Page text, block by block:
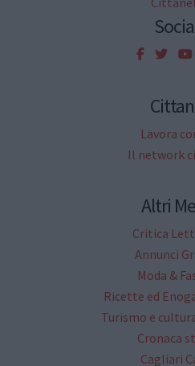
Lavora
Il network
Altri
Critica
Annunci
Moda &
Ricette ed
Turismo e
Cronaca
Cagliari